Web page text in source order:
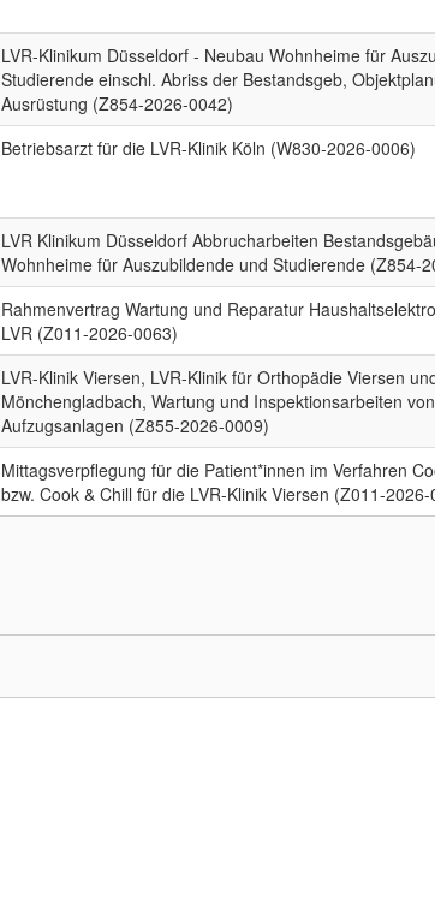
LVR-Klinikum Düsseldorf - Neubau Wohnheime für
Studierende einschl. Abriss der Bestandsgeb,
Ausrüstung (Z854-2026-0042)
Betriebsarzt für die LVR-Klinik Köln (W830-2026-0006)
LVR Klinikum Düsseldorf Abbrucharbeiten
Wohnheime für Auszubildende und Studierende (Z854-
Rahmenvertrag Wartung und Reparatur
LVR (Z011-2026-0063)
LVR-Klinik Viersen, LVR-Klinik für Orthopädie Viersen
Mönchengladbach, Wartung und Inspektionsarbeiten von
Aufzugsanlagen (Z855-2026-0009)
Mittagsverpflegung für die Patient*innen im Verfahren
bzw. Cook & Chill für die LVR-Klinik Viersen (Z011-2026-